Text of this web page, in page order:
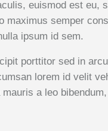
euismod est eu,
maximus semper
ipsum id sem.
porttitor sed in
lorem id velit
a leo